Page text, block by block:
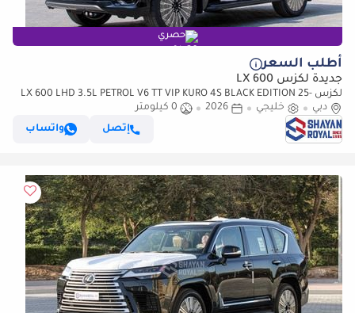
حصري
أطلب السعر
جديدة لكزس LX 600
لكزس LX 600 LHD 3.5L PETROL V6 TT VIP KURO 4S BLACK EDITION 25-
ML AT 2026MY
دبي خليجي 2026
0 كيلومتر
إتصل
واتساب